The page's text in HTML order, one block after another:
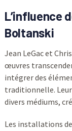
L’influence
Boltanski
Jean LeGac et
œuvres
intégrer des
traditionnelle.
divers médiums,
Les installations